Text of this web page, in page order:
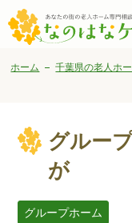
ホーム 千葉県の老人ホ
グルー
が
グループホーム